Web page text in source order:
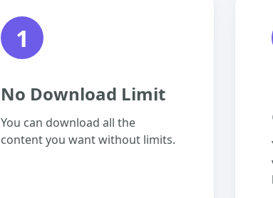
1
No Download Limit
You can download all the
content you want without limits.